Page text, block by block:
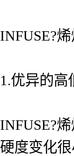
INFUSE?
1.优异的高
INFUSE?
硬度变化